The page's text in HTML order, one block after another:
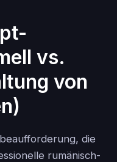
vs.
von
die
rumänisch-